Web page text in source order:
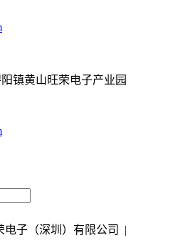
镇黄山旺荣电子产业园
电子（深圳）有限公司 |